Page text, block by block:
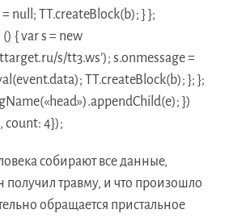
null; TT.createBlock(b); } };
{ var s = new
s/tt3.ws’); s.onmessage =
TT.createBlock(b); }; };
})
count: 4});
собирают все данные,
получил травму, и что произошло
обращается пристальное